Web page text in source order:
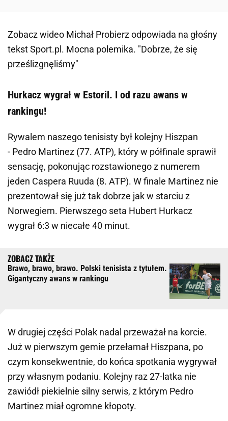
Zobacz wideo Michał Probierz odpowiada na głośny
tekst Sport.pl. Mocna polemika. "Dobrze, że się
prześlizgnęliśmy"
Hurkacz wygrał w Estoril. I od razu awans w
rankingu!
Rywalem naszego tenisisty był kolejny Hiszpan
- Pedro Martinez (77. ATP), który w półfinale sprawił
sensację, pokonując rozstawionego z numerem
jeden Caspera Ruuda (8. ATP). W finale Martinez nie
prezentował się już tak dobrze jak w starciu z
Norwegiem. Pierwszego seta Hubert Hurkacz
wygrał 6:3 w niecałe 40 minut.
Brawo, brawo, brawo. Polski tenisista z tytułem.
Gigantyczny awans w rankingu
W drugiej części Polak nadal przeważał na korcie.
Już w pierwszym gemie przełamał Hiszpana, po
czym konsekwentnie, do końca spotkania wygrywał
przy własnym podaniu. Kolejny raz 27-latka nie
zawiódł piekielnie silny serwis, z którym Pedro
Martinez miał ogromne kłopoty.